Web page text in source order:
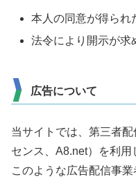
本人の同意が得られ
法令により開示が求
広告について
当サイトでは、第三者
センス、A8.net）を利用
このような広告配信事